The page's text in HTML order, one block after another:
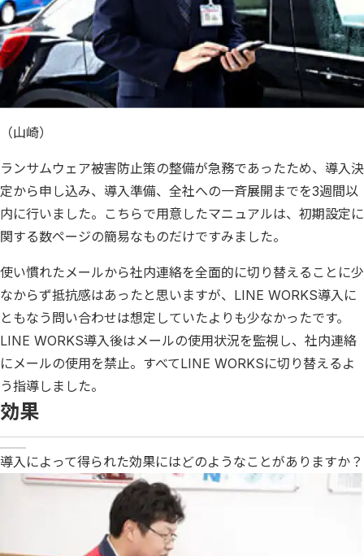
（山崎）
ランサムウェア被害防止策の整備が急務であったため、導入決
定から申し込み、導入準備、全社への一斉展開までを3週間以
内に行いました。こちらで用意したマニュアルは、初期設定に
関する数ページの簡易なものだけですみました。
使い慣れたメールから社内連絡を全面的に切り替えることに少
なからず抵抗感はあったと思いますが、LINE WORKS導入に
ともなう問い合わせは想定していたよりも少なかったです。
LINE WORKS導入後はメールの使用状況を監視し、社内連絡
にメールの使用を禁止。すべてLINE WORKSに切り替えるよ
う指導しました。
効果
導入によって得られた効果にはどのようなことがありますか？